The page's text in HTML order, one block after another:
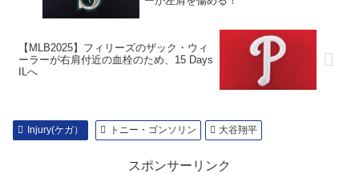
【MLB2025】フィリーズのザック・ウィ
ーラーが右肩付近の血栓のため、15 Days
ILへ
Injury(ケガ） トニー・ゴンソリン 大谷翔平
スポンサーリンク